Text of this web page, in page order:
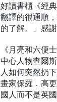
好讀書櫃《經
翻譯的很通順
的了解。」感
《月亮和六便
中心人物查爾
人如何突然扔
畫家保羅．高
國人而不是英國